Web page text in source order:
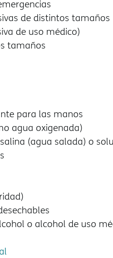
de distintos tamaños
de uso médico)
tamaños
para las manos
agua oxigenada)
(agua salada) o
o alcohol de uso